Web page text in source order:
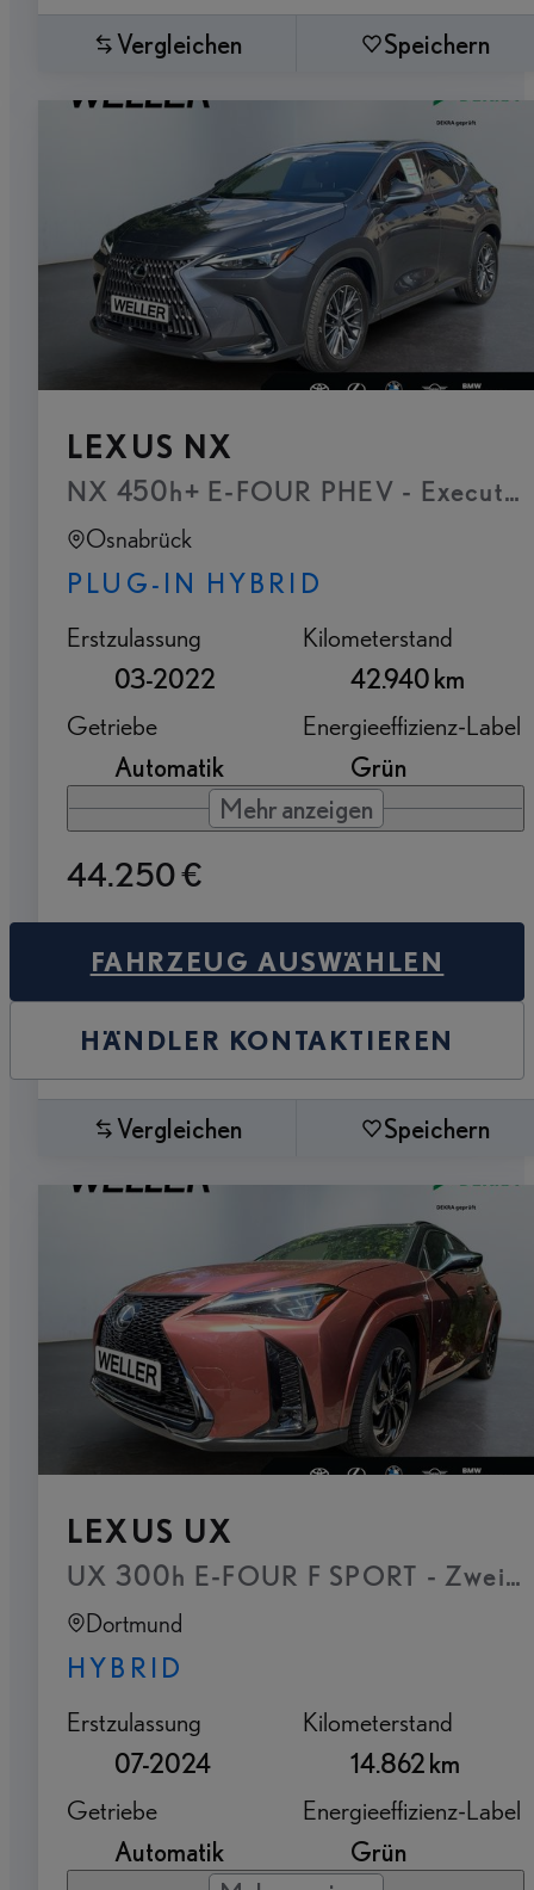
Vergleichen Speichern
LEXUS NX
NX 450h+ E-FOUR PHEV -
Osnabrück
PLUG-IN HYBRID
Erstzulassung
03-2022
Kilometerstand
42.940 km
Getriebe
Automatik
Energieeffizienz-Label
Grün
Mehr anzeigen
44.250 €
FAHRZEUG AUSWÄHLEN
HÄNDLER KONTAKTIEREN
Vergleichen Speichern
LEXUS UX
Dortmund
HYBRID
Erstzulassung
07-2024
Kilometerstand
14.862 km
Getriebe
Automatik
Energieeffizienz-Label
Grün